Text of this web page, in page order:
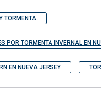
TORMENTA
POR TORMENTA INVERNAL EN
EN NUEVA JERSEY